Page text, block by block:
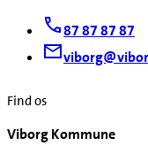
87 87 87 87
Find os
Viborg Kommune